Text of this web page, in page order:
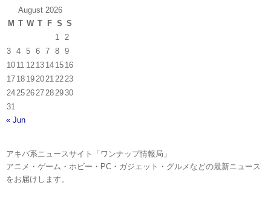
August 2026
M T W T F S S
1
2
3
4 5 6 7 8
9
10 11 12 13 14 15 16
17 18 19 20 21 22 23
24 25 26 27 28 2930
31
« Jun
アキバ系ニュースサイト「ワンナップ情報局」
アニメ・ゲーム・ホビー・PC・ガジェット・グルメなどの最新ニュース
をお届けします。